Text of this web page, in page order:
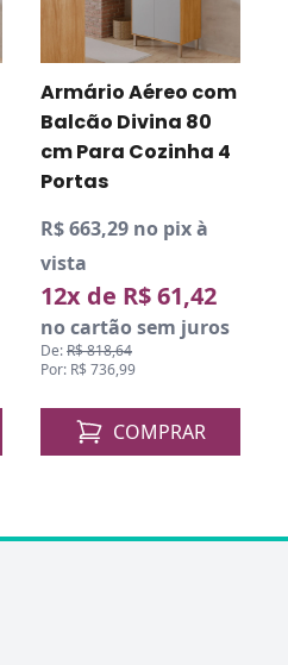
Armário Aéreo com
Balcão Divina 80
cm Para Cozinha 4
Portas
R$ 663,29 no pix à
vista
12x de R$ 61,42
no cartão sem juros
De:R$ 818,64
Por: R$ 736,99
COMPRAR